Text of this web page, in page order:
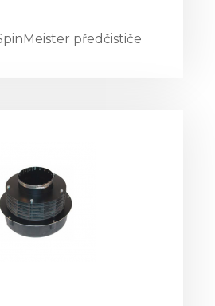
předčističe